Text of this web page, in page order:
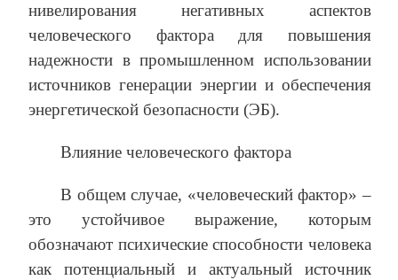
нивелирования негативных аспектов
человеческого фактора для повышения
надежности в промышленном использовании
источников генерации энергии и обеспечения
энергетической безопасности (ЭБ).
Влияние человеческого фактора
В общем случае, «человеческий фактор» –
это устойчивое выражение, которым
обозначают психические способности человека
как потенциальный и актуальный источник